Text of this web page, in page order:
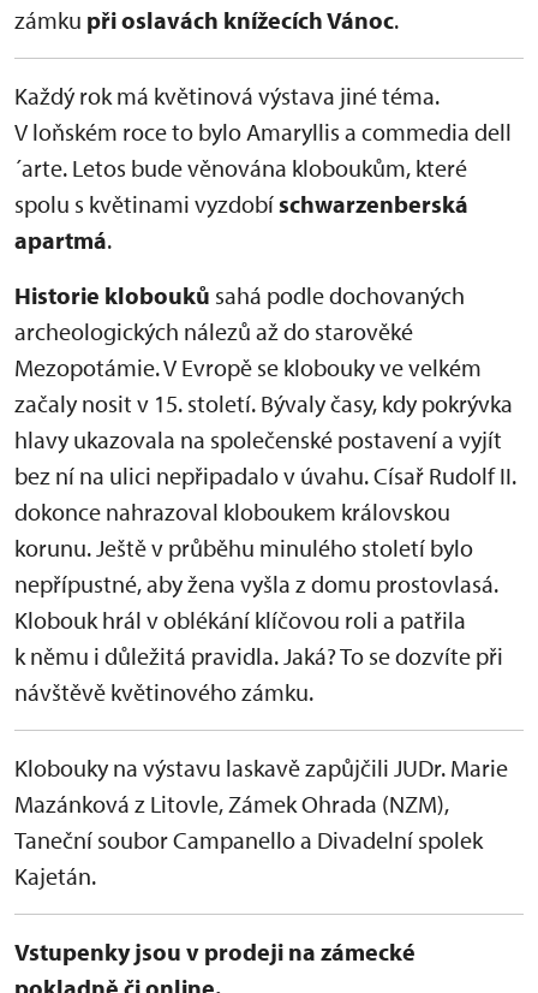
zámku při oslavách knížecích Vánoc.
Každý rok má květinová výstava jiné téma.
V loňském roce to bylo Amaryllis a commedia dell
´arte. Letos bude věnována kloboukům, které
spolu s květinami vyzdobíschwarzenberská
apartmá.
Historie klobouků sahá podle dochovaných
archeologických nálezů až do starověké
Mezopotámie. V Evropě se klobouky ve velkém
začaly nosit v 15. století. Bývaly časy, kdy pokrývka
hlavy ukazovala na společenské postavení a vyjít
bez ní na ulici nepřipadalo v úvahu. Císař Rudolf II.
dokonce nahrazoval kloboukem královskou
korunu. Ještě v průběhu minulého století bylo
nepřípustné, aby žena vyšla z domu prostovlasá.
Klobouk hrál v oblékání klíčovou roli a patřila
k němu i důležitá pravidla. Jaká? To se dozvíte při
návštěvě květinového zámku.
Klobouky na výstavu laskavě zapůjčili JUDr. Marie
Mazánková z Litovle, Zámek Ohrada (NZM),
Taneční soubor Campanello a Divadelní spolek
Kajetán.
Vstupenky jsou v prodeji na zámecké